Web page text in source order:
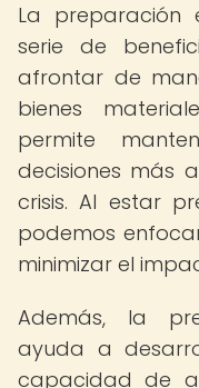
La preparación
serie de
afrontar de
bienes
permite
decisiones más
crisis. Al estar
podemos
minimizar el
Además, la
ayuda a
capacidad de